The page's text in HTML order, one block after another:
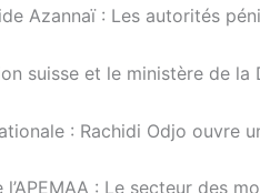
Azannaï : Les autorités
suisse et le ministère de la
: Rachidi Odjo ouvre
: Le secteur des